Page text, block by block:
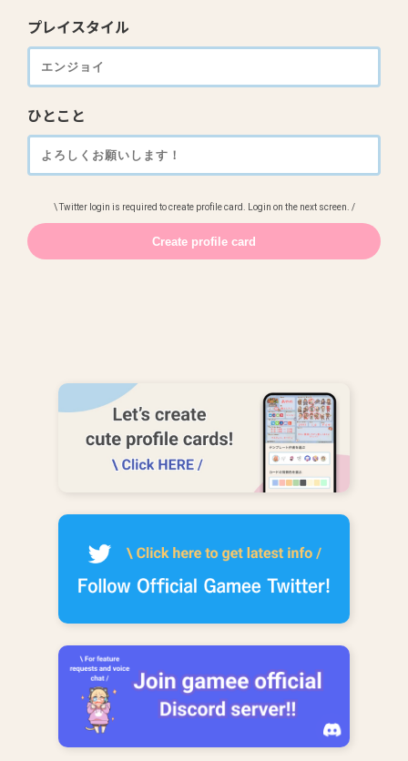
プレイスタイル
ひとこと
\ Twitter login is required to create profile card. Login on the next screen. /